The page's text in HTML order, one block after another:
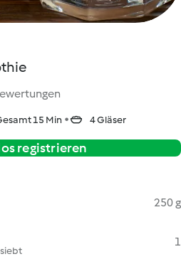
15 Min 4 Gläser
registrieren
250 g
1